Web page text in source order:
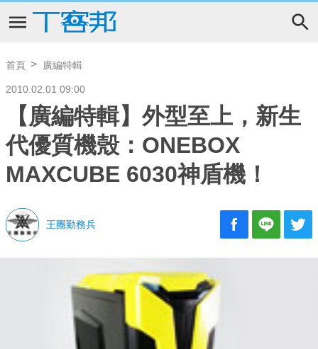
首頁 廣編特輯
2010.02.01 09:00
【廣編特輯】外型至上，新生
代優質機殼：ONEBOX
MAXCUBE 6030神盾機！
王團勤務兵